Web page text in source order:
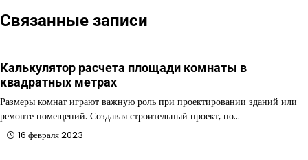
Связанные записи
Калькулятор расчета площади комнаты в
квадратных метрах
Размеры комнат играют важную роль при проектировании зданий или
ремонте помещений. Создавая строительный проект, по…
16 февраля 2023